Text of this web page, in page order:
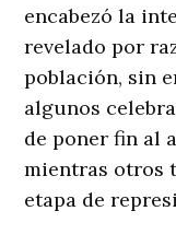
encabezó la
revelado por
población, sin
algunos
de poner fin al
mientras otros
etapa de